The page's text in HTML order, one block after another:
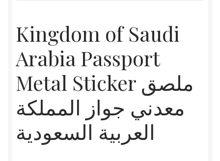
Kingdom of Saudi
Arabia Passport
Metal Sticker ملصق
معدني جواز المملكة
العربية السعودية